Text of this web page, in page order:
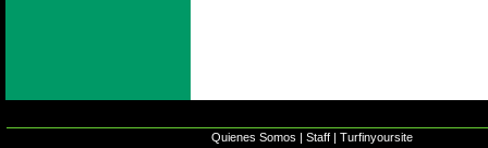
Quienes Somos | Staff | Turfinyoursite